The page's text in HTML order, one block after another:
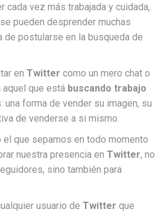
cada vez más trabajada y cuidada,
pueden desprender muchas
de postularse en la busqueda de
en Twitter como un mero chat o
aquel que está buscando trabajo
una forma de vender su imagen, su
de venderse a si mismo.
el que sepamos en todo momento
nuestra presencia en Twitter, no
sino también para
usuario de Twitter que